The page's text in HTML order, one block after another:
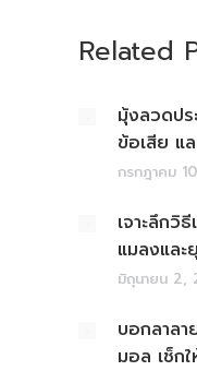
Related
มุ้งลวดปร
ข้อเสีย แล
กรกฎาคม
เจาะลึกวิ
แมลงและ
มิถุนายน 2,
บอกลาล
มอล เช็ก